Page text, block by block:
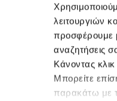
λειτουργιών
προσφέρουμε
αναζητήσεις
Κάνοντας κλικ
Μπορείτε
παρακάτω με